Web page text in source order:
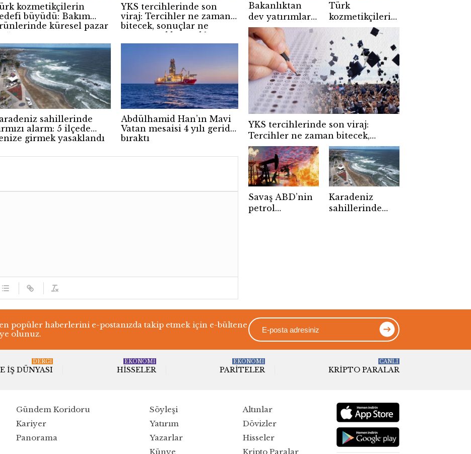
kozmetikçilerin
büyüdü: Bakım
küresel pazar
YKS tercihlerinde son
viraj: Tercihler ne zaman
bitecek, sonuçlar ne
zaman açıklanacak?
sahillerinde
alarm: 5 ilçede
girmek yasaklandı
Abdülhamid Han’ın Mavi
Vatan mesaisi 4 yılı geride
bıraktı
Bakanlıktan
dev yatırımlara
proje bazlı
destek: Alt sınır
5 milyar lira
Türk
kozmetikçilerin
hedefi büyüdü:
Bakım
ürünlerinde
küresel pazar
atağı
YKS tercihlerinde son viraj:
Tercihler ne zaman bitecek,
sonuçlar ne zaman açıklanacak?
Savaş ABD’nin
petrol
Karadeniz
sahillerinde
popüler haberlerini e-postanızda takip etmek için e-bültene
olunuz.
İŞ DÜNYASI
DERGI
HISSELER
EKONOMİ
PARITELER
EKONOMİ
KRIPTO PARALAR
CANLI
Gündem Koridoru
Kariyer
Panorama
Söyleşi
Yatırım
Yazarlar
Künye
Altınlar
Dövizler
Hisseler
Kripto Paralar